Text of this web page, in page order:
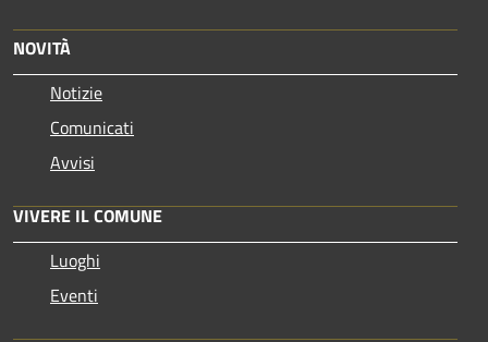
NOVITÀ
Notizie
Comunicati
Avvisi
VIVERE IL COMUNE
Luoghi
Eventi